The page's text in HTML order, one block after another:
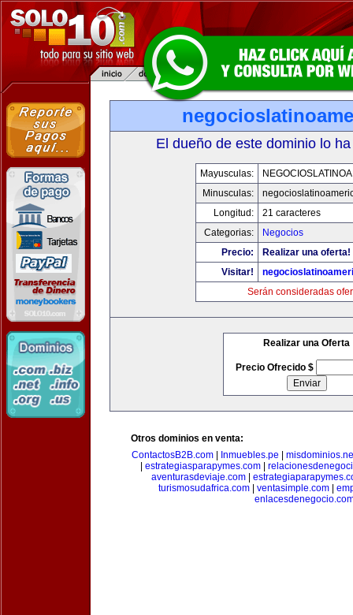
El dueño de este dominio lo
Mayusculas:
Minusculas:
Longitud:
21 caracteres
Categorias:
Negocios
Precio:
Realizar una oferta!
Visitar!
Serán consideradas
Realizar una Oferta
Precio Ofrecido $
Otros dominios en venta:
ContactosB2B.com
Inmuebles.pe
estrategiasparapymes.com
aventurasdeviaje.com|
turismosudafrica.com
ventasimple.com